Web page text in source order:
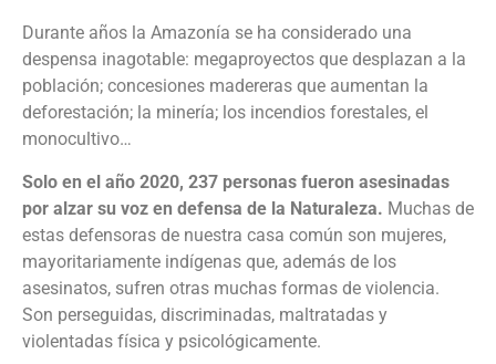
Durante años la Amazonía se ha considerado una
despensa inagotable: megaproyectos que desplazan a la
población; concesiones madereras que aumentan la
deforestación; la minería; los incendios forestales, el
monocultivo…
Solo en el año 2020, 237 personas fueron asesinadas
por alzar su voz en defensa de la Naturaleza. Muchas de
estas defensoras de nuestra casa común son mujeres,
mayoritariamente indígenas que, además de los
asesinatos, sufren otras muchas formas de violencia.
Son perseguidas, discriminadas, maltratadas y
violentadas física y psicológicamente.